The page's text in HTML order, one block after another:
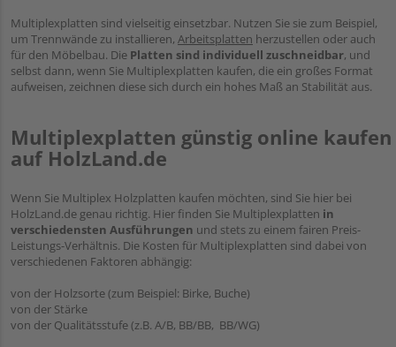
Multiplexplatten sind vielseitig einsetzbar. Nutzen Sie sie zum Beispiel,
um Trennwände zu installieren, Arbeitsplatten herzustellen oder auch
für den Möbelbau. Die Platten sind individuell zuschneidbar, und
selbst dann, wenn Sie Multiplexplatten kaufen, die ein großes Format
aufweisen, zeichnen diese sich durch ein hohes Maß an Stabilität aus.
Multiplexplatten günstig online kaufen
auf HolzLand.de
Wenn Sie Multiplex Holzplatten kaufen möchten, sind Sie hier bei
HolzLand.de genau richtig. Hier finden Sie Multiplexplatten in
verschiedensten Ausführungen und stets zu einem fairen Preis-
Leistungs-Verhältnis. Die Kosten für Multiplexplatten sind dabei von
verschiedenen Faktoren abhängig:
von der Holzsorte (zum Beispiel: Birke, Buche)
von der Stärke
von der Qualitätsstufe (z.B. A/B, BB/BB, BB/WG)